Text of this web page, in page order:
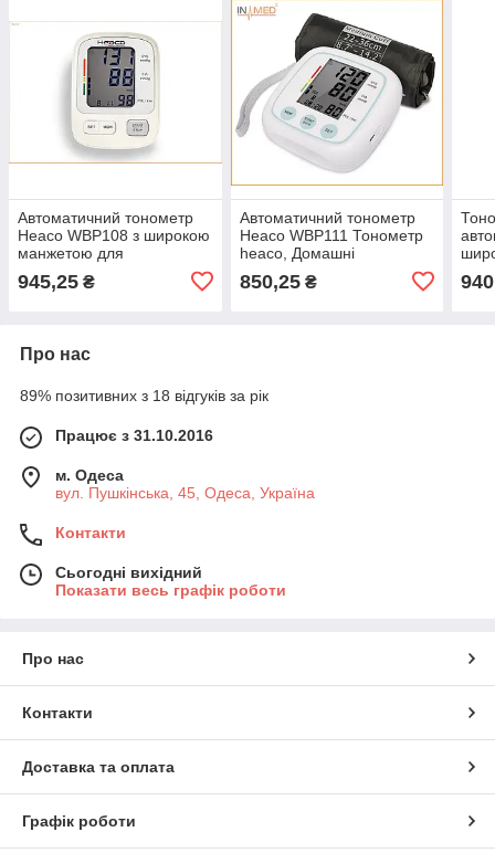
Автоматичний тонометр
Heaco WBP108 з широкою
манжетою для
артеріального тиску
945,25 ₴
Автоматичний тонометр
Heaco WBP111 Тонометр
heaco, Домашні
Автоматичний тонометр
850,25₴
Про нас
89% позитивних з 18 відгуків за рік
Працює з 31.10.2016
м. Одеса
вул. Пушкінська, 45, Одеса, Україна
Контакти
Сьогодні вихідний
Показати весь графік роботи
Про нас
Контакти
Доставка та оплата
Графік роботи